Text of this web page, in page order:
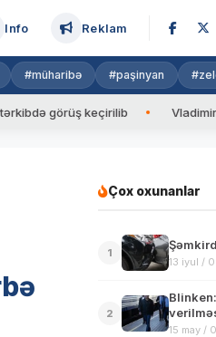
Info Reklam
#müharibə #paşinyan
görüş keçirilib Vladimir Putin
Çox oxunanlar
1
13 iyul /
2
15 may /